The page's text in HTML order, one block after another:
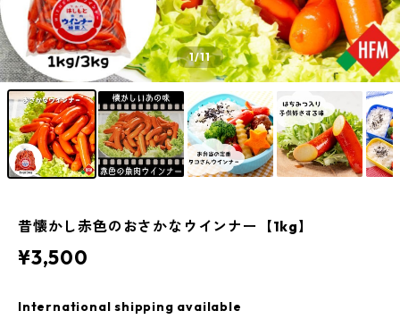
1/11
昔懐かし赤色のおさかなウインナー【1kg】
¥3,500
International shipping available